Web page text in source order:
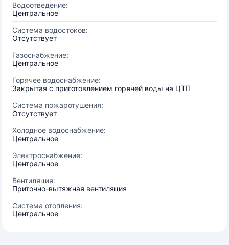
Водоотведение:
Центральное
Система водостоков:
Отсутствует
Газоснабжение:
Центральное
Горячее водоснабжение:
Закрытая с приготовлением горячей воды на ЦТП
Система пожаротушения:
Отсутствует
Холодное водоснабжение:
Центральное
Электроснабжение:
Центральное
Вентиляция:
Приточно-вытяжная вентиляция
Система отопления:
Центральное